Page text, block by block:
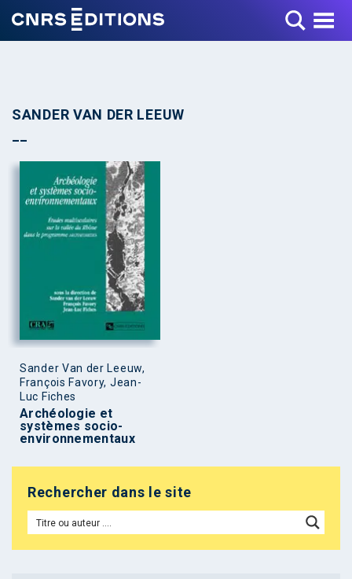
Toggle Menu
SANDER VAN DER LEEUW
Sander Van der Leeuw,
François Favory, Jean-
Luc Fiches
Archéologie et
systèmes socio-
environnementaux
Rechercher dans le site